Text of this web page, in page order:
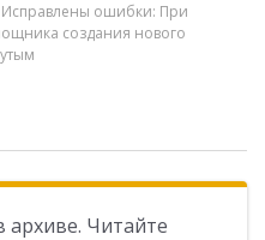
Исправлены ошибки: При
создания нового
архиве. Читайте